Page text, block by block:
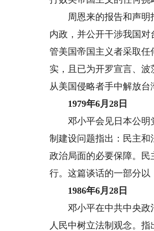
周恩来的报告和声明指
内政，并公开干涉我国
管美国帝国主义者采取
实，且已为开罗宣言、
从美国侵略者手中解放台
1979年6月28日
邓小平会见日本公明党
制建设问题指出：民主
政治局面的必要保障。
行。这篇谈话的一部分以
1986年6月28日
邓小平在中共中央政治
人民中树立法制观念。